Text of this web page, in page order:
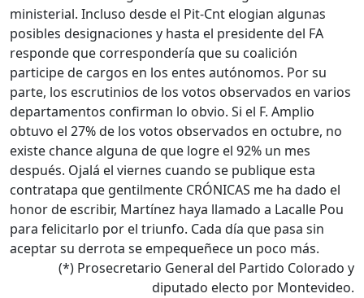
ministerial. Incluso desde el Pit-Cnt elogian algunas
posibles designaciones y hasta el presidente del FA
responde que correspondería que su coalición
participe de cargos en los entes autónomos. Por su
parte, los escrutinios de los votos observados en varios
departamentos confirman lo obvio. Si el F. Amplio
obtuvo el 27% de los votos observados en octubre, no
existe chance alguna de que logre el 92% un mes
después. Ojalá el viernes cuando se publique esta
contratapa que gentilmente CRÓNICAS me ha dado el
honor de escribir, Martínez haya llamado a Lacalle Pou
para felicitarlo por el triunfo. Cada día que pasa sin
aceptar su derrota se empequeñece un poco más.
(*) Prosecretario General del Partido Colorado y
diputado electo por Montevideo.